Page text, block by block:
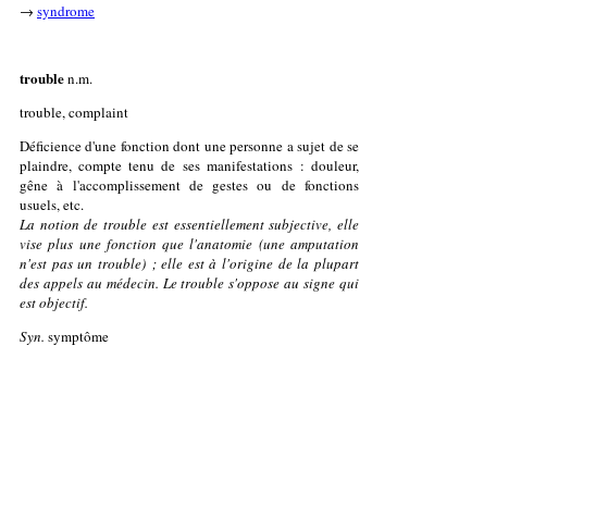
→ syndrome
troublen.m.
trouble, complaint
Déficience d'une fonction dont une personne a sujet de se
plaindre, compte tenu de ses manifestations : douleur,
gêne à l'accomplissement de gestes ou de fonctions
usuels, etc.
La notion de trouble est essentiellement subjective, elle
vise plus une fonction que l'anatomie (une amputation
n'est pas un trouble) ; elle est à l'origine de la plupart
des appels au médecin. Le trouble s'oppose au signe qui
est objectif.
Syn. symptôme